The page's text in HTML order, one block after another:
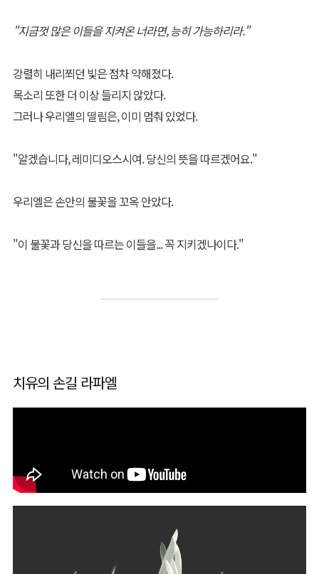
"지금껏 많은 이들을 지켜온 너라면, 능히 가능하리라."
강렬히 내리쬐던 빛은 점차 약해졌다.
목소리 또한 더 이상 들리지 않았다.
그러나 우리엘의 떨림은, 이미 멈춰 있었다.
"알겠습니다, 레미디오스시여. 당신의 뜻을 따르겠어요."
우리엘은 손안의 불꽃을 꼬옥 안았다.
"이 불꽃과 당신을 따르는 이들을... 꼭 지키겠나이다."
치유의 손길 라파엘